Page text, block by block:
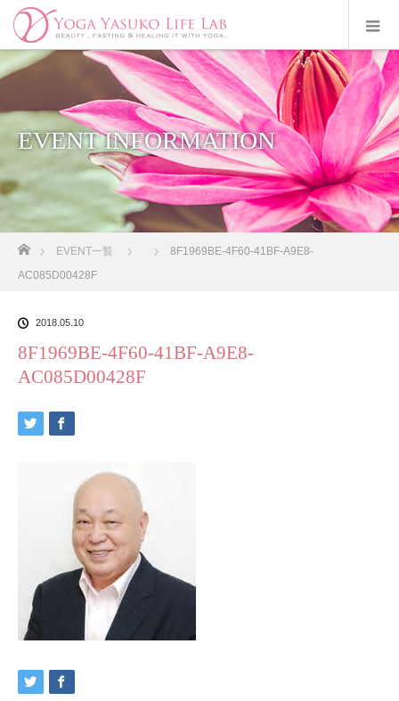
EVENT INFORMATION
EVENT一覧
8F1969BE-4F60-41BF-A9E8-
AC085D00428F
2018.05.10
8F1969BE-4F60-41BF-A9E8-
AC085D00428F